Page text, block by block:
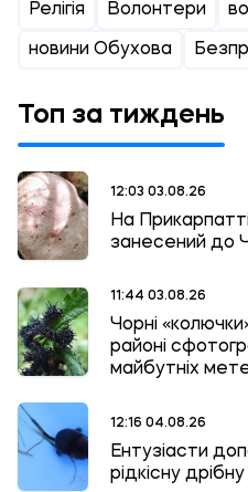
Релігія Волонтери
новини Обухова
Топ за тиждень
12:03 03.08.26
На
занесений до
11:44 03.08.26
Чорні
районі
майбутніх
12:16 04.08.26
Ентузіасти
рідкісну